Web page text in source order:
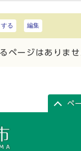
る 編集
ページはありませ
ペ